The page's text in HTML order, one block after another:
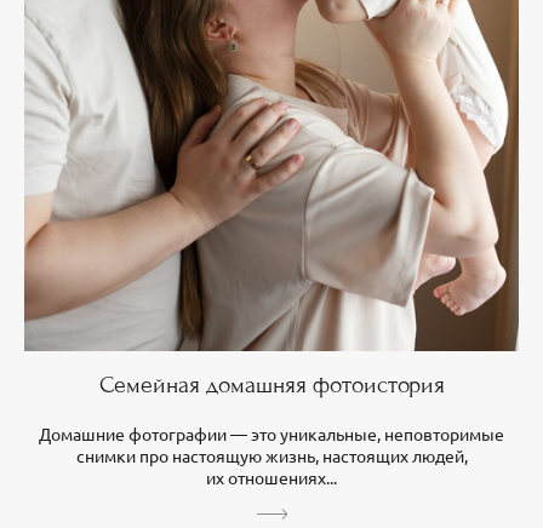
Семейная домашняя фотоистория
Домашние фотографии — это уникальные, неповторимые
снимки про настоящую жизнь, настоящих людей,
их отношениях...